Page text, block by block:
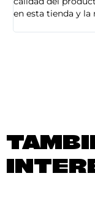
en esta tienda y